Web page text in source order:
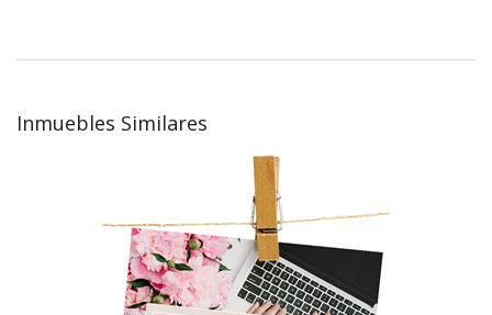
Inmuebles Similares